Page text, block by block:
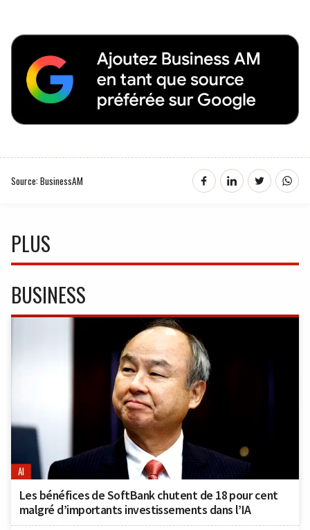
Source: BusinessAM
PLUS
BUSINESS
AI
Les bénéfices de SoftBank chutent de 18 pour cent
malgré d’importants investissements dans l’IA